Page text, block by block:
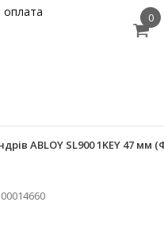
оплата
ABLOY SL900 1KEY 47 мм
00014660